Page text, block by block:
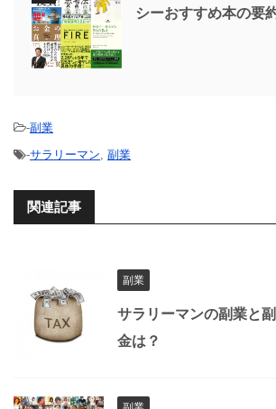
シーおすすめ本の要
-副業
-サラリーマン, 副業
関連記事
副業
サラリーマンの副業と
金は？